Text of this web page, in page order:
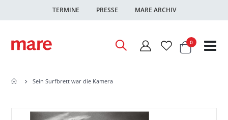
TERMINE PRESSE MARE ARCHIV
Warenkorb
0Artikel
Sein Surfbrett war die Kamera